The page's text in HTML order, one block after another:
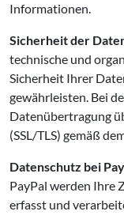
Informationen.
Sicherheit der
technische und
Sicherheit Ihrer
gewährleisten. Bei
Datenübertragung
(SSL/TLS) gemäß
Datenschutz bei
PayPal werden Ihre
erfasst und